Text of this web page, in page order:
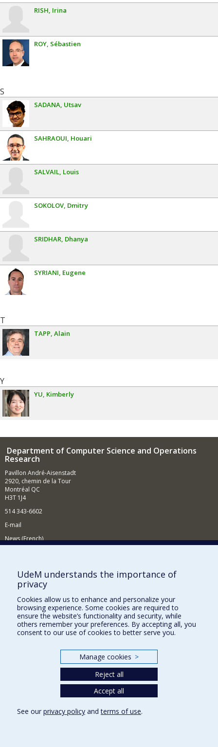
RISH Irina
ROY Sébastien
S
SADANA Utsav
SAHRAOUI Houari
SALVAIL Louis
SOKOLOV Dmitry
SRIDHAR Dhanya
SYRIANI Eugene
T
TAPP Alain
Y
YU Kimberly
Department of Computer Science and Operations
Research
Pavillon André-Aisenstadt
2920, chemin de la Tour
Montréal QC
H3T 1J4
514 343-6602
E-mail
News (French)
Supporting the Department
NEED HELP?
Site map
Report a problem
Accessibility
Our Departments and Schools
Programs and Courses in our Faculty
UdeM understands the importance of
privacy
Cookies allow us to enhance and personalize your
browsing experience. Some cookies are required to
ensure the website’s functionality and security, while
others remember your preferences. By accepting all, you
consent to our use of cookies to better serve you.
Manage cookies >
Reject all
Accept all
See our privacy policy andterms of use.